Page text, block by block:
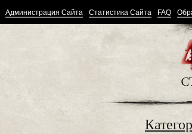
Администрация Сайта Статистика Сайта FAQ